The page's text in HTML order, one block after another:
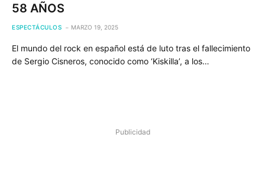
58 AÑOS
ESPECTÁCULOS MARZO 19, 2025
El mundo del rock en español está de luto tras el fallecimiento
de Sergio Cisneros, conocido como ‘Kiskilla’, a los…
Publicidad